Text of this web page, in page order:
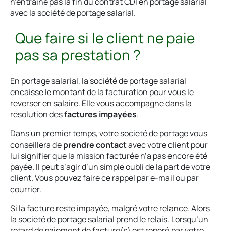
avec la société de portage salarial.
Que faire si le client ne paie
pas sa prestation ?
En portage salarial, la société de portage salarial
encaisse le montant de la facturation pour vous le
reverser en salaire. Elle vous accompagne dans la
résolution desfactures impayées.
Dans un premier temps, votre société de portage vous
conseillera deprendre contactavec votre client pour
lui signifier que la mission facturée n’a pas encore été
payée. Il peut s’agir d’un simple oubli de la part de votre
client. Vous pouvez faire ce rappel par e-mail ou par
courrier.
Si la facture reste impayée, malgré votre relance. Alors
la société de portage salarial prend le relais. Lorsqu’un